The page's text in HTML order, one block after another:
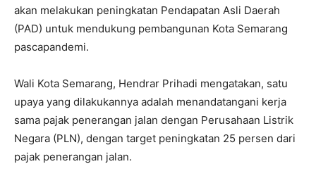
akan melakukan peningkatan Pendapatan Asli Daerah
(PAD) untuk mendukung pembangunan Kota Semarang
pascapandemi.
Wali Kota Semarang, Hendrar Prihadi mengatakan, satu
upaya yang dilakukannya adalah menandatangani kerja
sama pajak penerangan jalan dengan Perusahaan Listrik
Negara (PLN), dengan target peningkatan 25 persen dari
pajak penerangan jalan.